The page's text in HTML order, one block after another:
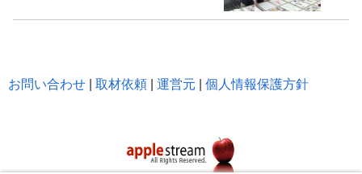
お問い合わせ 取材依頼 運営元 個人情報保護方針